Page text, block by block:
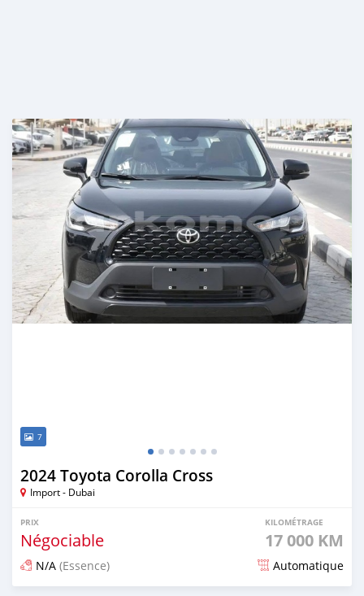
7
2024 Toyota Corolla Cross
Import - Dubai
PRIX
Négociable
KILOMÉTRAGE
17 000 KM
N/A (Essence) Automatique